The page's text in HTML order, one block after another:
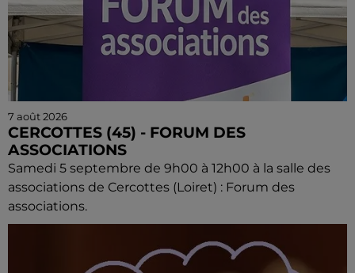
7 août 2026
CERCOTTES (45) - FORUM DES
ASSOCIATIONS
Samedi 5 septembre de 9h00 à 12h00 à la salle des
associations de Cercottes (Loiret) : Forum des
associations.